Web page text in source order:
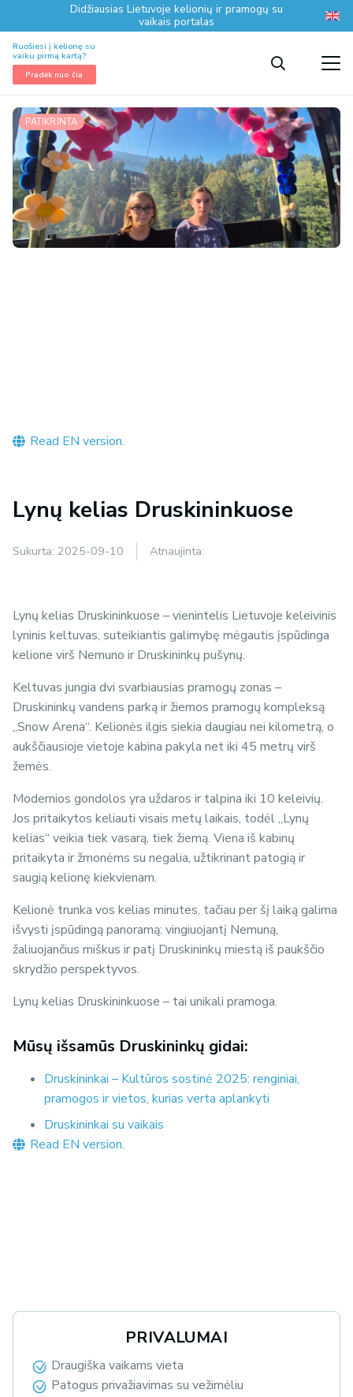
Didžiausias Lietuvoje kelionių ir pramogų su
vaikais portalas
Ruošiesi į kelionę su
vaiku pirmą kartą?
Pradėk nuo čia
PATIKRINTA
Read EN version.
Lynų kelias Druskininkuose
Sukurta: 2025-09-10 Atnaujinta:
Lynų kelias Druskininkuose – vienintelis Lietuvoje keleivinis
lyninis keltuvas, suteikiantis galimybę mėgautis įspūdinga
kelione virš Nemuno ir Druskininkų pušynų.
Keltuvas jungia dvi svarbiausias pramogų zonas –
Druskininkų vandens parką ir žiemos pramogų kompleksą
„Snow Arena“. Kelionės ilgis siekia daugiau nei kilometrą, o
aukščiausioje vietoje kabina pakyla net iki 45 metrų virš
žemės.
Modernios gondolos yra uždaros ir talpina iki 10 keleivių.
Jos pritaikytos keliauti visais metų laikais, todėl „Lynų
kelias“ veikia tiek vasarą, tiek žiemą. Viena iš kabinų
pritaikyta ir žmonėms su negalia, užtikrinant patogią ir
saugią kelionę kiekvienam.
Kelionė trunka vos kelias minutes, tačiau per šį laiką galima
išvysti įspūdingą panoramą: vingiuojantį Nemuną,
žaliuojančius miškus ir patį Druskininkų miestą iš paukščio
skrydžio perspektyvos.
Lynų kelias Druskininkuose – tai unikali pramoga.
Mūsų išsamūs Druskininkų gidai:
Druskininkai – Kultūros sostinė 2025: renginiai,
pramogos ir vietos, kurias verta aplankyti
Druskininkai su vaikais
Read EN version.
PRIVALUMAI
Draugiška vaikams vieta
Patogus privažiavimas su vežimėliu